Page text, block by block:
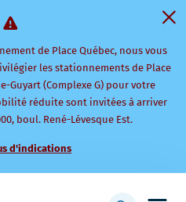
de Place Québec, nous vous
les stationnements de Place
Guyart (Complexe G) pour votre
réduite sont invitées à arriver
boul. René-Lévesque Est.
d'indications